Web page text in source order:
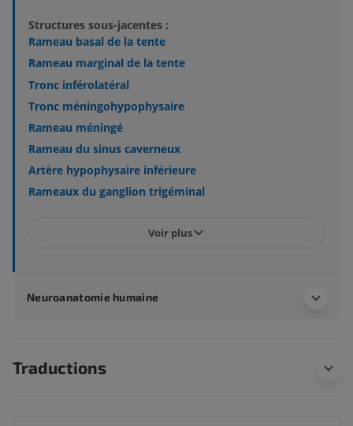
Structures sous-jacentes :
Rameau basal de la tente
Rameau marginal de la tente
Tronc inférolatéral
Tronc méningohypophysaire
Rameau méningé
Rameau du sinus caverneux
Artère hypophysaire inférieure
Rameaux du ganglion trigéminal
Voir plus
Neuroanatomie humaine
Traductions